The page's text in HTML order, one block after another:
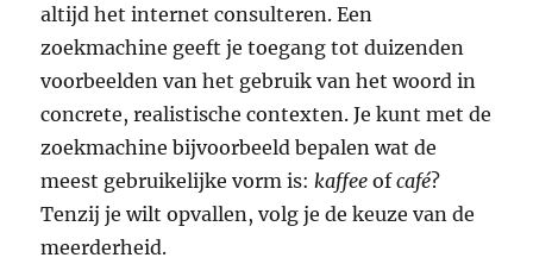
altijd het internet consulteren. Een
zoekmachine geeft je toegang tot duizenden
voorbeelden van het gebruik van het woord in
concrete, realistische contexten. Je kunt met de
zoekmachine bijvoorbeeld bepalen wat de
meest gebruikelijke vorm is: kaffee ofcafé?
Tenzij je wilt opvallen, volg je de keuze van de
meerderheid.